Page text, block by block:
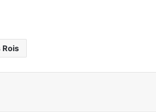
Rois